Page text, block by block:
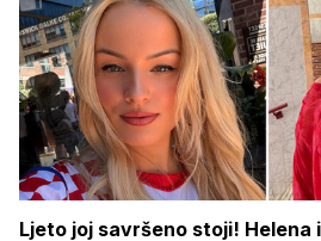
Ljeto joj savršeno stoji! Helena